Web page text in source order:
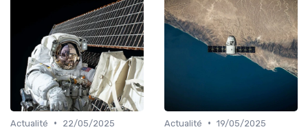
Actualité •
22/05/2025
Actualité • 19/05/2025